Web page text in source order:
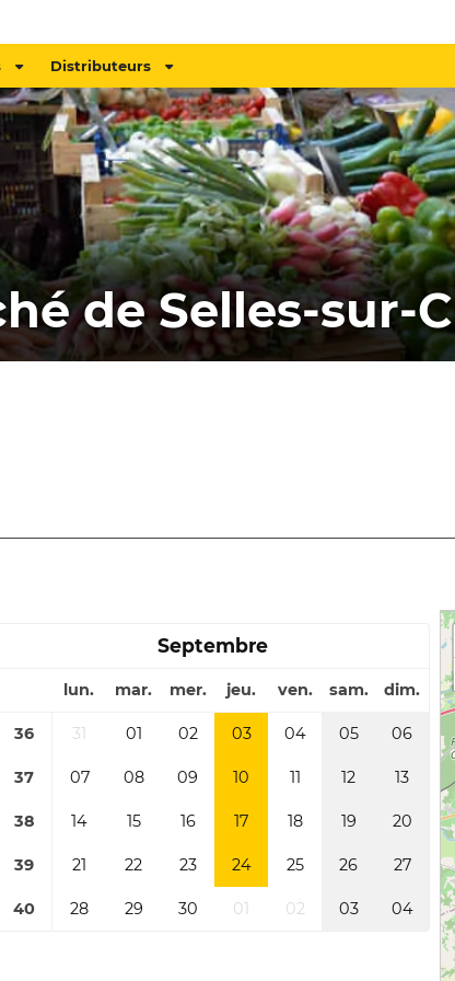
Distributeurs
de Selles-sur-
Septembre
lun. mar. mer. jeu. ven. sam. dim.
36 31 01 02 03 04 05 06
37 07 08 09 10 11 12 13
38 14 15 16 17 18 19 20
39 21 22 23 24 25 26 27
40 28 29 30 01 02 03 04